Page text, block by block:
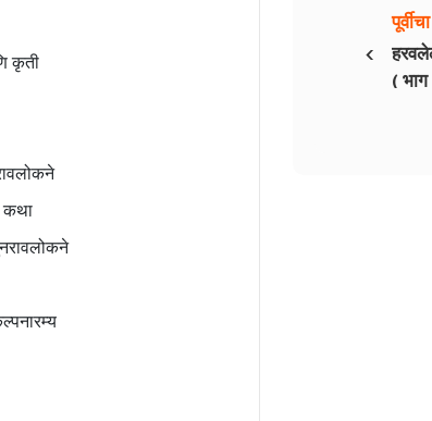
कृती
कथा
‹
(